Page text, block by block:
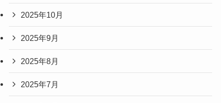
2025年10月
2025年9月
2025年8月
2025年7月